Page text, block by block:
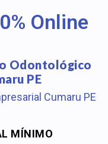
Online
Odontológico
PE
Cumaru PE
MÍNIMO